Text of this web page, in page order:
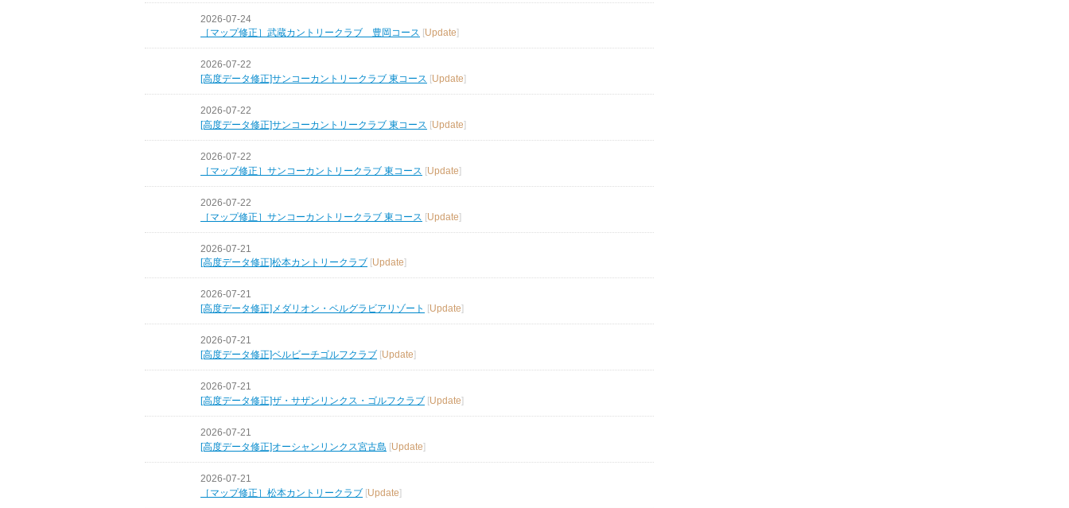
2026-07-24
［マップ修正］武蔵カントリークラブ 豊岡コース [Update]
2026-07-22
[高度データ修正]サンコーカントリークラブ 東コース [Update]
2026-07-22
[高度データ修正]サンコーカントリークラブ 東コース [Update]
2026-07-22
［マップ修正］サンコーカントリークラブ 東コース [Update]
2026-07-22
［マップ修正］サンコーカントリークラブ 東コース [Update]
2026-07-21
[高度データ修正]松本カントリークラブ [Update]
2026-07-21
[高度データ修正]メダリオン・ベルグラビアリゾート [Update]
2026-07-21
[高度データ修正]ベルビーチゴルフクラブ [Update]
2026-07-21
[高度データ修正]ザ・サザンリンクス・ゴルフクラブ [Update]
2026-07-21
[高度データ修正]オーシャンリンクス宮古島 [Update]
2026-07-21
［マップ修正］松本カントリークラブ [Update]